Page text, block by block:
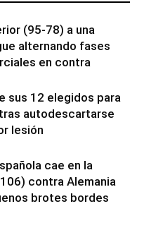
(95-78) a una
alternando fases
en contra
sus 12 elegidos para
autodescartarse
lesión
cae en la
contra Alemania
brotes bordes